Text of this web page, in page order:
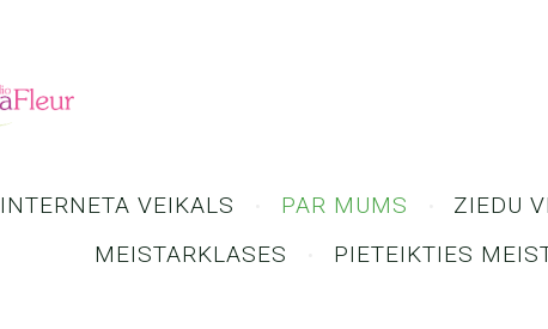
INTERNETA VEIKALS PAR MUMS ZIEDU
MEISTARKLASES
PIETEIKTIES